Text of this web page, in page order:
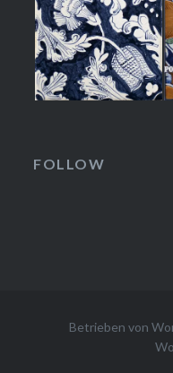
FOLLOW
Betrieben von